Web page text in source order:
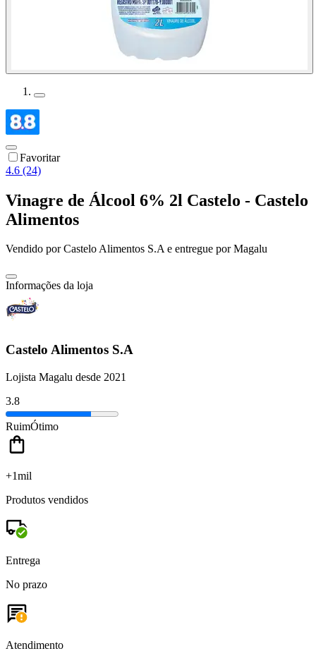
Favoritar
4.6 (24)
Vinagre de Álcool 6% 2l Castelo - Castelo
Alimentos
Vendido porCastelo Alimentos S.Ae entregue por Magalu
Informações da loja
Castelo Alimentos S.A
Lojista Magalu desde 2021
3.8
RuimÓtimo
+1mil
Produtos vendidos
Entrega
No prazo
Atendimento